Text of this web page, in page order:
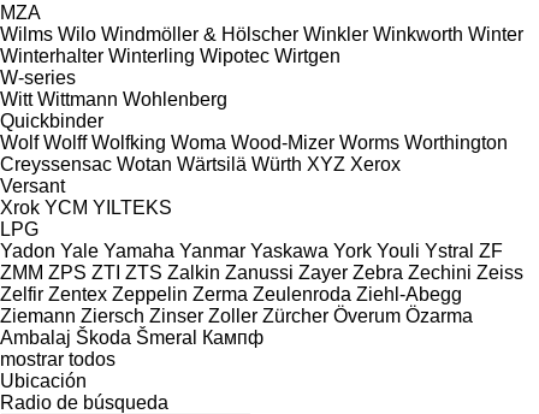
MZA
Wilms Wilo Windmöller & Hölscher Winkler Winkworth Winter
Winterhalter Winterling Wipotec Wirtgen
W-series
Witt Wittmann Wohlenberg
Quickbinder
Wolf Wolff Wolfking Woma Wood-Mizer Worms Worthington
Creyssensac Wotan Wärtsilä Würth XYZ Xerox
Versant
Xrok YCM YILTEKS
LPG
Yadon Yale Yamaha Yanmar Yaskawa York Youli Ystral ZF
ZMM ZPS ZTI ZTS Zalkin Zanussi Zayer Zebra Zechini Zeiss
Zelfir Zentex Zeppelin Zerma Zeulenroda Ziehl-Abegg
Ziemann Ziersch Zinser Zoller Zürcher Överum Özarma
Ambalaj Škoda Šmeral
Кампф
mostrar todos
Ubicación
Radio de búsqueda